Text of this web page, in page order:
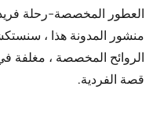
العطور المخصصة-رحلة
منشور المدونة هذا ،
الروائح المخصصة ،
قصة الفردية.